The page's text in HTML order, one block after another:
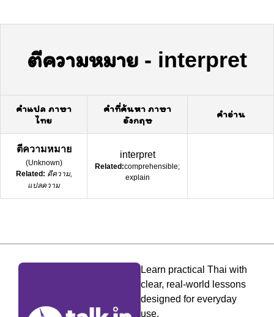
ตีความหมาย - interpret
คำแปล ภาษา
ไทย
คำที่ค้นหา ภาษา
อังกฤษ
คำอ่าน
ตีความหมาย
(Unknown)
Related: ตีความ,
แปลความ
interpret
Related:comprehensible;
explain
Learn practical Thai with
clear, real-world lessons
designed for everyday
use.